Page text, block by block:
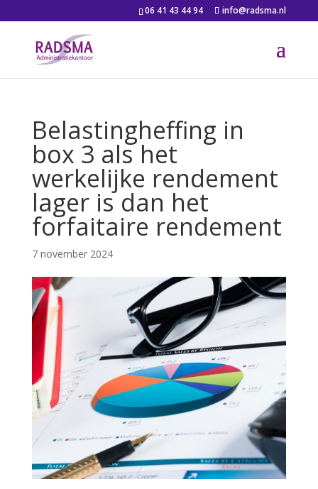
06 41 43 44 94 info@radsma.nl
Belastingheffing in
box 3 als het
werkelijke rendement
lager is dan het
forfaitaire rendement
7 november 2024